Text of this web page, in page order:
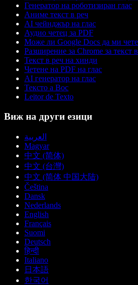
Генератор на роботизиран глас
Аниме текст в реч
AI чейнджър на глас
Аудио четец за PDF
Може ли Google Docs да ми чете
Разширение за Chrome за текст
Текст в реч на хинди
Четене на PDF на глас
AI генератор на глас
Тексто а Вос
Leitor de Texto
Виж на други езици
العربية
Magyar
中文 (简体)
中文 (台灣)
中文 (简体 中国大陆)
Čeština
Dansk
Nederlands
English
Français
Suomi
Deutsch
हिन्दी
Italiano
日本語
한국어